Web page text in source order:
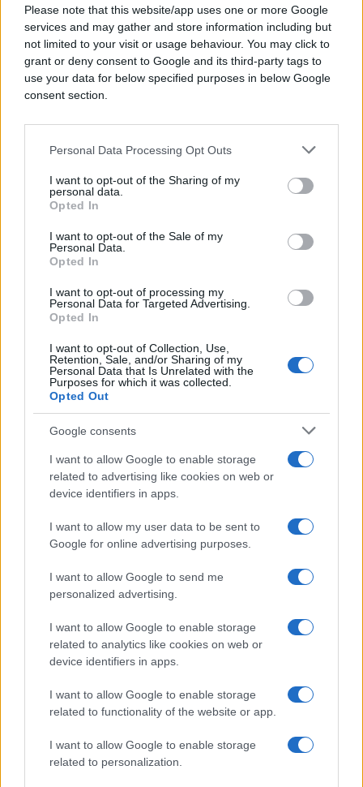
Please note that this website/app uses one or more Google
services and may gather and store information including but
not limited to your visit or usage behaviour. You may click to
grant or deny consent to Google and its third-party tags to
use your data for below specified purposes in below Google
consent section.
Personal Data Processing Opt Outs
I want to opt-out of the Sharing of my
personal data.
Opted In
I want to opt-out of the Sale of my
Personal Data.
Opted In
I want to opt-out of processing my
Personal Data for Targeted Advertising.
Opted In
I want to opt-out of Collection, Use,
Retention, Sale, and/or Sharing of my
Personal Data that Is Unrelated with the
Purposes for which it was collected.
Opted Out
Google consents
I want to allow Google to enable storage
related to advertising like cookies on web or
device identifiers in apps.
I want to allow my user data to be sent to
Google for online advertising purposes.
I want to allow Google to send me
personalized advertising.
I want to allow Google to enable storage
related to analytics like cookies on web or
device identifiers in apps.
I want to allow Google to enable storage
related to functionality of the website or app.
I want to allow Google to enable storage
related to personalization.
Iran je u prvom kolu odigrao 2:2 protiv Novog
Zelanda, iako je dva puta zaostajao. Elijah Just je
pogađao na početku oba poluvremena za Novi
Zeland, dok su Iranci uzvratili golovima Ramina
Rezaeiana i Mohammada Mohebija, koji je u 64.
minuti postavio konačnih 2:2.
Preostale utakmice u grupi Iran igra protiv Belgije u
Inglewoodu i Egipta u Seattleu, a sve četiri
selekcije nakon prvog kola imaju po jedan bod.
#Iran
#SAD